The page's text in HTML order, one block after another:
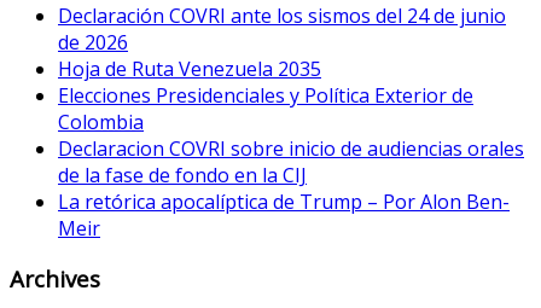
Declaración COVRI ante los sismos del 24 de junio
de 2026
Hoja de Ruta Venezuela 2035
Elecciones Presidenciales y Política Exterior de
Colombia
Declaracion COVRI sobre inicio de audiencias orales
de la fase de fondo en la CIJ
La retórica apocalíptica de Trump – Por Alon Ben-
Meir
Archives